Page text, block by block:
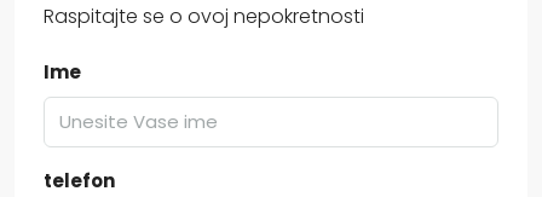
Raspitajte se o ovoj nepokretnosti
Ime
telefon